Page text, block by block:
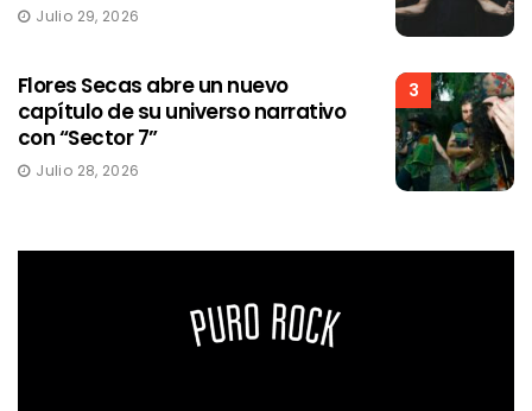
Julio 29, 2026
3
Flores Secas abre un nuevo
capítulo de su universo narrativo
con “Sector 7”
Julio 28, 2026